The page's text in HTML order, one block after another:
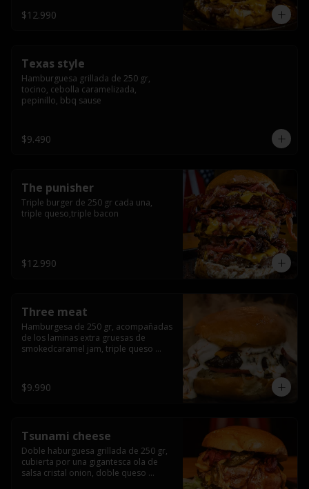
$12.990
Texas style
Hamburguesa grillada de 250 gr,
tocino, cebolla caramelizada,
pepinillo, bbq sause
$9.490
The punisher
Triple burger de 250 gr cada una,
triple queso,triple bacon
$12.990
Three meat
Hamburgesa de 250 gr, acompañadas
de los laminas extra gruesas de
smokedcaramel jam, triple queso
$9.990
Tsunami cheese
Doble haburguesa grillada de 250 gr,
cubierta por una gigantesca ola de
salsa cristal onion, doble queso